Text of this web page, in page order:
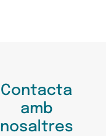
Contacta
amb
nosaltres